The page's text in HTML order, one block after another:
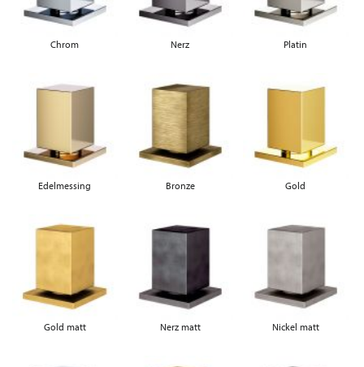
Chrom Nerz Platin
Edelmessing Bronze Gold
Gold matt Nerz matt Nickel matt